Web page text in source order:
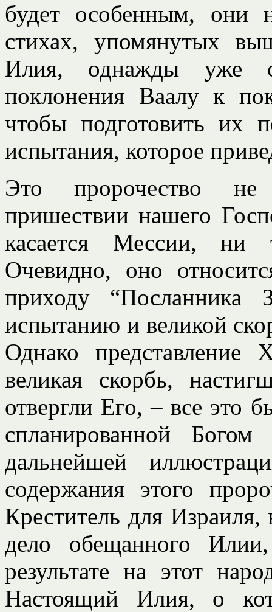
будет особенным, они
стихах, упомянутых
Илия, однажды уже
поклонения Ваалу к
чтобы подготовить их
испытания, которое
Это пророчество
пришествии нашего
касается Мессии, ни
Очевидно, оно
приходу
испытанию и великой
Однако
великая скорбь,
отвергли Его, – все это
спланированной
дальнейшей
содержания этого
Креститель для
дело обещанного
результате на этот
Настоящий Илия, о